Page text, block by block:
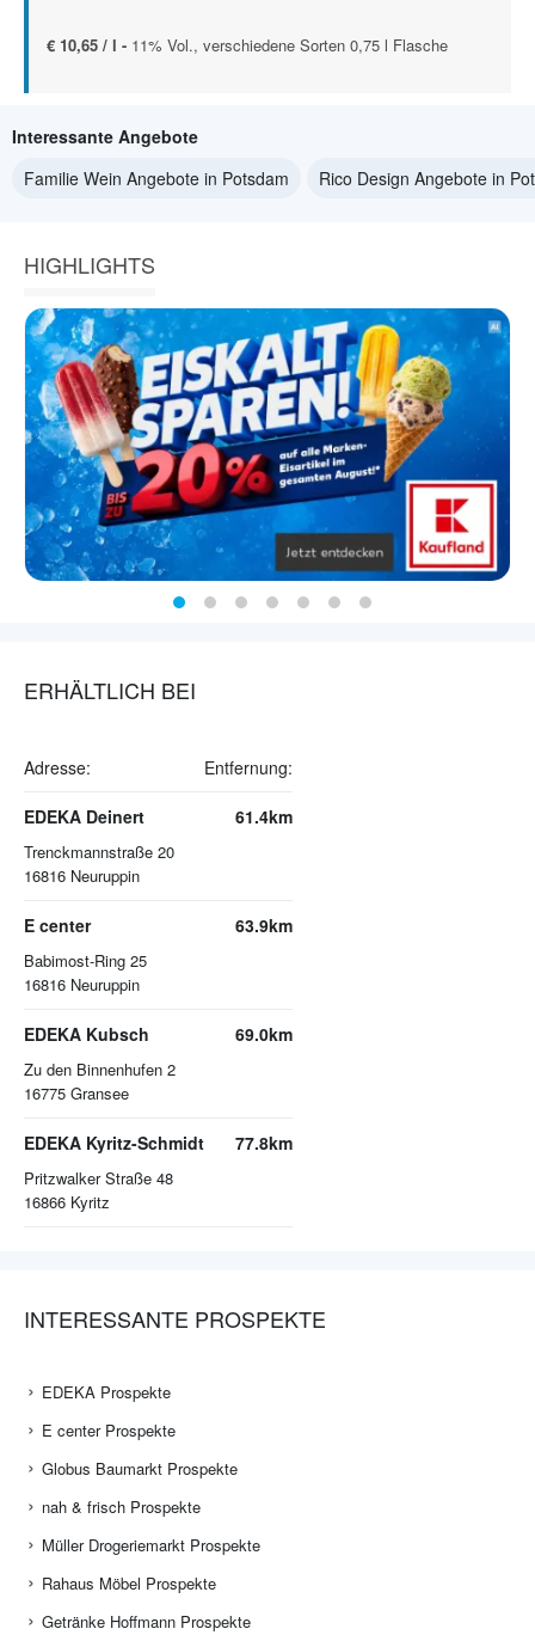
€ 10,65 / l - 11% Vol., verschiedene Sorten 0,75 l Flasche
Interessante Angebote
Familie Wein Angebote in Potsdam
Rico Design Angebote in
HIGHLIGHTS
ERHÄLTLICH BEI
Adresse: Entfernung:
EDEKA Deinert
Trenckmannstraße 20
16816 Neuruppin
61.4km
E center
Babimost-Ring 25
16816 Neuruppin
63.9km
EDEKA Kubsch
Zu den Binnenhufen 2
16775 Gransee
69.0km
EDEKA Kyritz-Schmidt
Pritzwalker Straße 48
16866 Kyritz
77.8km
INTERESSANTE PROSPEKTE
EDEKA Prospekte
E center Prospekte
Globus Baumarkt Prospekte
nah & frisch Prospekte
Müller Drogeriemarkt Prospekte
Rahaus Möbel Prospekte
Getränke Hoffmann Prospekte